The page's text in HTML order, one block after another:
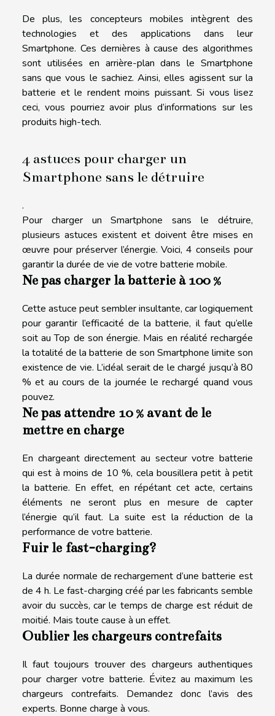
De plus, les concepteurs mobiles intègrent des
technologies et des applications dans leur
Smartphone. Ces dernières à cause des algorithmes
sont utilisées en arrière-plan dans le Smartphone
sans que vous le sachiez. Ainsi, elles agissent sur la
batterie et le rendent moins puissant. Si vous lisez
ceci, vous pourriez avoir plus d’informations sur les
produits high-tech.
4 astuces pour charger un
Smartphone sans le détruire
.
Pour charger un Smartphone sans le détruire,
plusieurs astuces existent et doivent être mises en
œuvre pour préserver l’énergie. Voici, 4 conseils pour
garantir la durée de vie de votre batterie mobile.
Ne pas charger la batterie à 100 %
Cette astuce peut sembler insultante, car logiquement
pour garantir l’efficacité de la batterie, il faut qu’elle
soit au Top de son énergie. Mais en réalité rechargée
la totalité de la batterie de son Smartphone limite son
existence de vie. L’idéal serait de le chargé jusqu’à 80
% et au cours de la journée le rechargé quand vous
pouvez.
Ne pas attendre 10 % avant de le
mettre en charge
En chargeant directement au secteur votre batterie
qui est à moins de 10 %, cela bousillera petit à petit
la batterie. En effet, en répétant cet acte, certains
éléments ne seront plus en mesure de capter
l’énergie qu’il faut. La suite est la réduction de la
performance de votre batterie.
Fuir le fast-charging?
La durée normale de rechargement d’une batterie est
de 4 h. Le fast-charging créé par les fabricants semble
avoir du succès, car le temps de charge est réduit de
moitié. Mais toute cause à un effet.
Oublier les chargeurs contrefaits
Il faut toujours trouver des chargeurs authentiques
pour charger votre batterie. Évitez au maximum les
chargeurs contrefaits. Demandez donc l’avis des
experts. Bonne charge à vous.